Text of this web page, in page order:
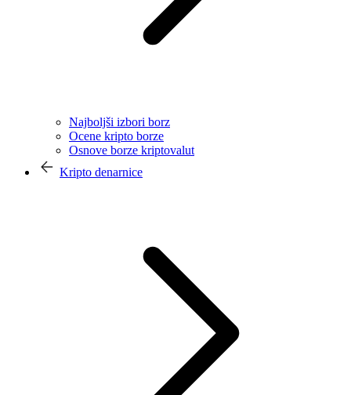
Najboljši izbori borz
Ocene kripto borze
Osnove borze kriptovalut
Kripto denarnice